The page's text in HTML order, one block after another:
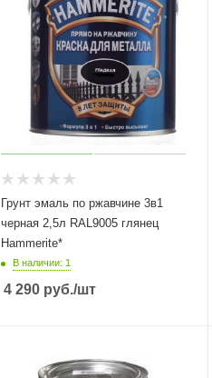
Грунт эмаль по ржавчине 3в1
черная 2,5л RAL9005 глянец
Hammerite*
В наличии: 1
4 290 руб./шт